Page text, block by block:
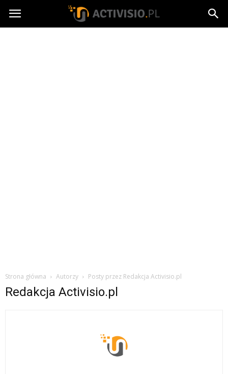
Activisio.pl
Strona główna Autorzy Posty przez Redakcja Activisio.pl
Redakcja Activisio.pl